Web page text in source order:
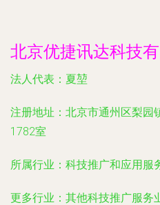
北京优捷讯达科技
法人代表： 夏堃
注册地址： 北京市通州区梨园
1782室
所属行业： 科技推广和应用服
更多行业： 其他科技推广服务